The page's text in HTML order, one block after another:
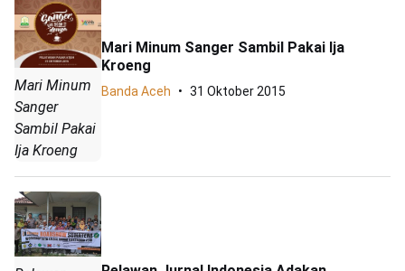
Mari Minum
Sanger
Sambil Pakai
Ija Kroeng
Mari Minum Sanger Sambil Pakai Ija
Kroeng
Banda Aceh 31 Oktober 2015